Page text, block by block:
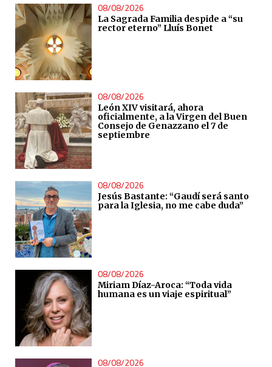
08/08/2026
La Sagrada Familia despide a “su
rector eterno” Lluís Bonet
08/08/2026
León XIV visitará, ahora
oficialmente, a la Virgen del Buen
Consejo de Genazzano el 7 de
septiembre
08/08/2026
Jesús Bastante: “Gaudí será santo
para la Iglesia, no me cabe duda”
08/08/2026
Miriam Díaz-Aroca: “Toda vida
humana es un viaje espiritual”
08/08/2026